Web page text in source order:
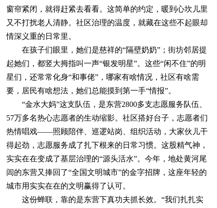
窗帘紧闭，就得赶紧去看看。这简单的约定，暖到心坎儿里
又不打扰老人清静。社区治理的温度，就藏在这些不起眼却
情深义重的日常里。
在孩子们眼里，她们是慈祥的“隔壁奶奶”；街坊邻居提
起她们，都竖大拇指叫一声“银发明星”。这些“闲不住”的明
星们，还常常化身“和事佬”，哪家有啥情况，社区有啥需
要，居民有啥想法，她们总能摸到第一手“情报”。
“金水大妈”这支队伍，是东营2800多支志愿服务队伍、
57万多名热心志愿者的生动缩影。社区搭好台子，志愿者们
热情唱戏——照顾陪伴、巡逻站岗、组织活动，大家伙儿干
得起劲，志愿服务成了扎下根来的日常习惯。这股精气神，
实实在在变成了基层治理的“源头活水”。今年，地处黄河尾
闾的东营又捧回了“全国文明城市”的金字招牌，这座年轻的
城市用实实在在的文明赢得了认可。
这份蝉联，靠的是东营下真功夫抓长效。“我们扎扎实